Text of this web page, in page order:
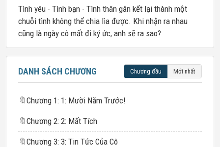
Tình yêu - Tình bạn - Tình thân gắn kết lại thành một
chuỗi tình không thể chia lìa được. Khi nhận ra nhau
cũng là ngày cô mất đi ký ức, anh sẽ ra sao?
DANH SÁCH CHƯƠNG Chương đầu Mới nhất
🔖 Chương 1: 1: Mười Năm Trước!
🔖 Chương 2: 2: Mất Tích
🔖 Chương 3: 3: Tin Tức Của Cô